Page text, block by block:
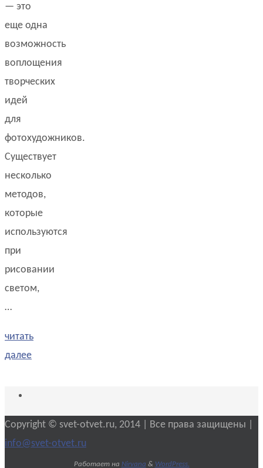
— это
еще одна
возможность
воплощения
творческих
идей
для
фотохудожников.
Существует
несколько
методов,
которые
используются
при
рисовании
светом,
…
читать
далее
Copyright © svet-otvet.ru, 2014 | Все права защищены |
info@svet-otvet.ru
Работает на Nirvana & WordPress.